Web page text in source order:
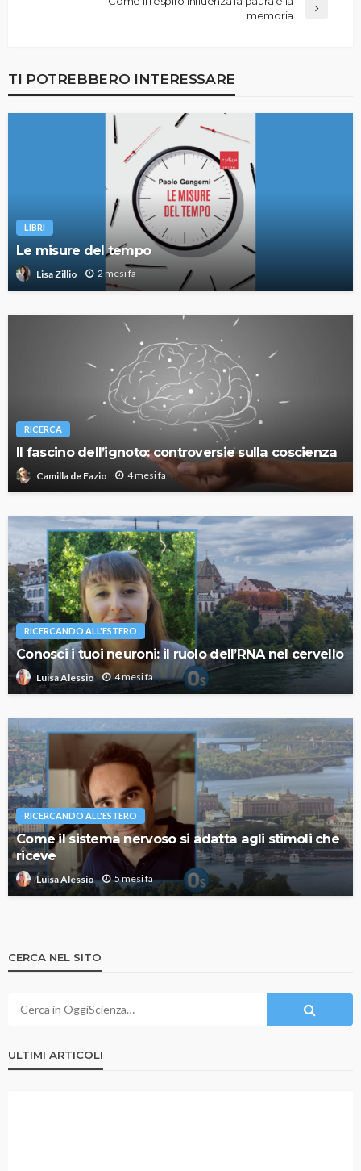
memoria
TI POTREBBERO INTERESSARE
LIBRI
Le misure del tempo
Lisa Zillio 2 mesi fa
RICERCA
Il fascino dell’ignoto: controversie sulla coscienza
Camilla de Fazio 4 mesi fa
RICERCANDO ALL'ESTERO
Conosci i tuoi neuroni: il ruolo dell’RNA nel cervello
Luisa Alessio 4 mesi fa
RICERCANDO ALL'ESTERO
Come il sistema nervoso si adatta agli stimoli che
riceve
Luisa Alessio 5 mesi fa
CERCA NEL SITO
ULTIMI ARTICOLI